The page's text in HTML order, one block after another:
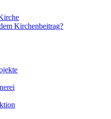
Kirchenbeitrag?